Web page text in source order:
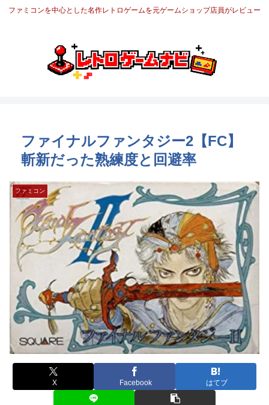
ファミコンを中心とした名作レトロゲームを元ゲームショップ店員がレビュー
ファイナルファンタジー2【FC】
斬新だった熟練度と回避率
ファミコン
X Facebook はてブ